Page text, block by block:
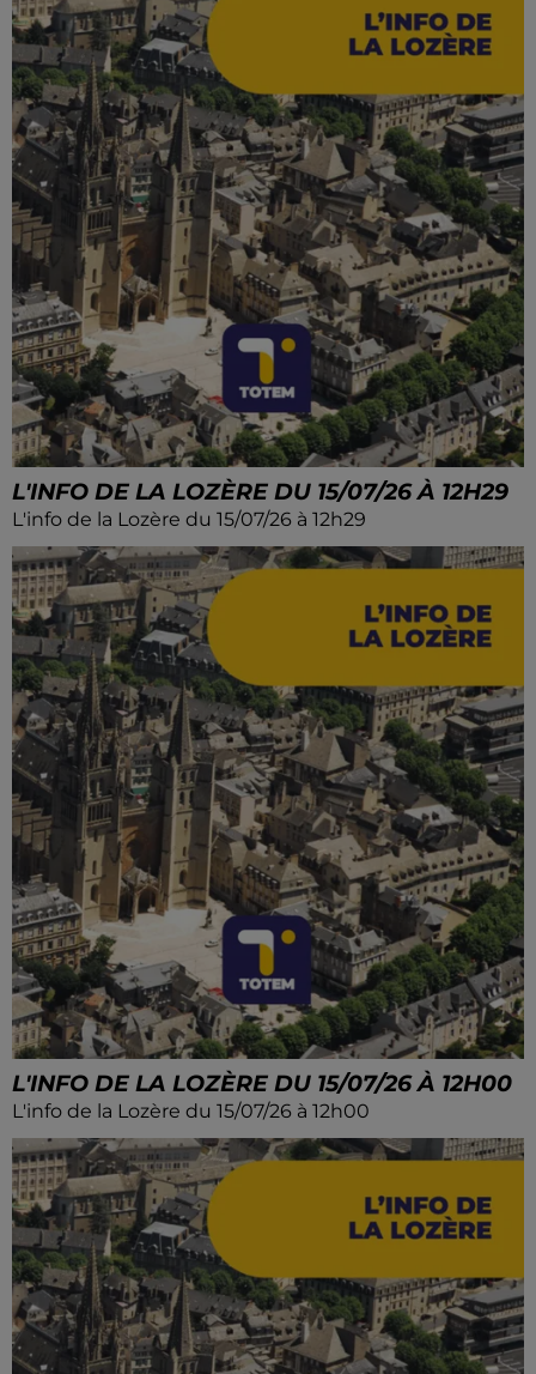
L'INFO DE LA LOZÈRE DU 15/07/26 À 12H29
L'info de la Lozère du 15/07/26 à 12h29
L'INFO DE LA LOZÈRE DU 15/07/26 À 12H00
L'info de la Lozère du 15/07/26 à 12h00